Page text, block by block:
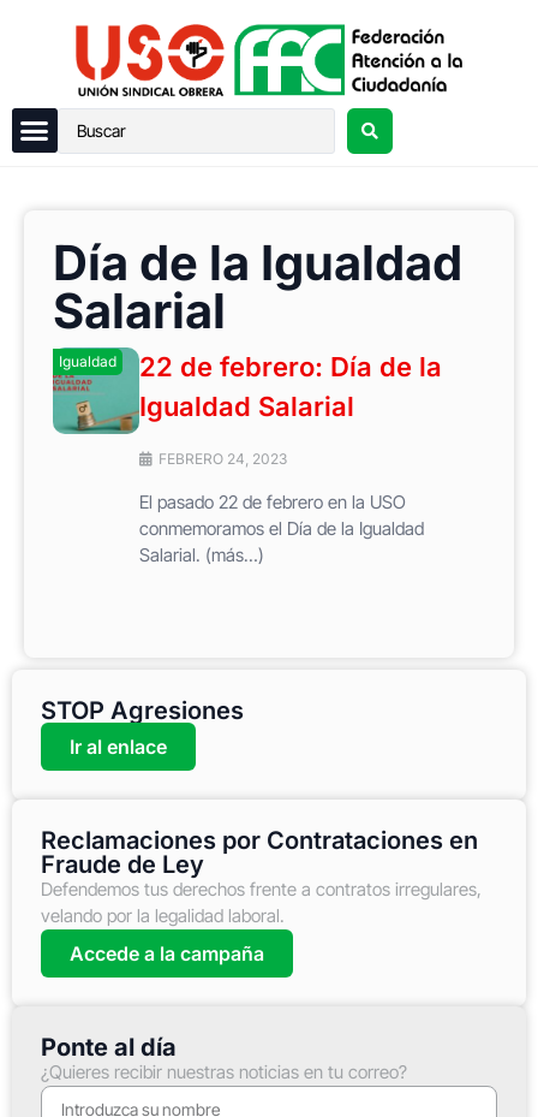
Día de la Igualdad
Salarial
Igualdad
22 de febrero: Día de la
Igualdad Salarial
FEBRERO 24, 2023
El pasado 22 de febrero en la USO
conmemoramos el Día de la Igualdad
Salarial. (más…)
STOP Agresiones
Ir al enlace
Reclamaciones por Contrataciones en
Fraude de Ley
Defendemos tus derechos frente a contratos irregulares,
velando por la legalidad laboral.
Accede a la campaña
Ponte al día
¿Quieres recibir nuestras noticias en tu correo?